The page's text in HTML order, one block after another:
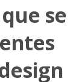
se